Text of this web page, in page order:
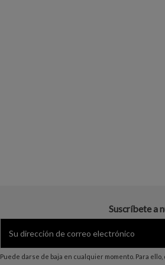
Suscríbete a
Puede darse de baja en cualquier momento. Para